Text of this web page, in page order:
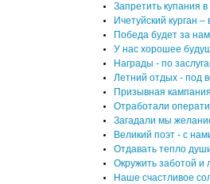
Запретить купания
Ичетуйский курган
Победа будет за
У нас хорошее
Награды - по
Летний отдых - под
Призывная
Отработали
Загадали мы
Великий поэт - с
Отдавать тепло
Окружить заботой и
Наше счастливое